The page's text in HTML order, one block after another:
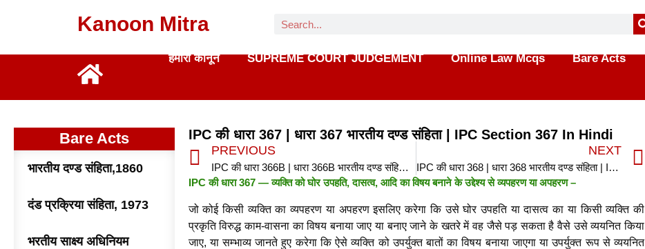
Kanoon Mitra
हमारा कानून SUPREME COURT JUDGEMENT Online Law Mcqs Bare Acts
Bare Acts
भारतीय दण्ड संहिता,1860
दंड प्रक्रिया संहिता, 1973
भरतीय साक्ष्य अधिनियम
IPC की धारा 367 | धारा 367 भारतीय दण्ड संहिता | IPC Section 367 In Hindi
PREVIOUS
IPC की धारा 366B | धारा 366B भारतीय दण्ड संहिता | IPC Section 366B In Hindi
NEXT
IPC की धारा 368 | धारा 368 भारतीय दण्ड संहिता | IPC Section 368 In Hindi
IPC की धारा 367 — व्यक्ति को घोर उपहति, दासत्व, आदि का विषय बनाने के उद्देश्य से व्यपहरण या अपहरण –
जो कोई किसी व्यक्ति का व्यपहरण या अपहरण इसलिए करेगा कि उसे घोर उपहति या दासत्व का या किसी व्यक्ति की
प्रकृति विरुद्ध काम-वासना का विषय बनाया जाए या बनाए जाने के खतरे में वह जैसे पड़ सकता है वैसे उसे व्ययनित किया
जाए, या सम्भाव्य जानते हुए करेगा कि ऐसे व्यक्ति को उपर्युक्त बातों का विषय बनाया जाएगा या उपर्युक्त रूप से व्ययनित